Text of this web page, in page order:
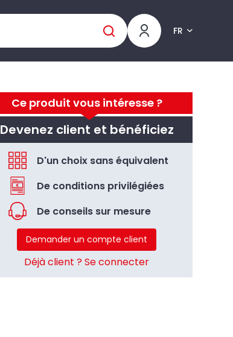
FR
Ce produit vous intéresse ?
Devenez client et bénéficiez
D'un choix sans équivalent
De conditions privilégiées
De conseils sur mesure
Demander un compte client
Déjà client ? Se connecter